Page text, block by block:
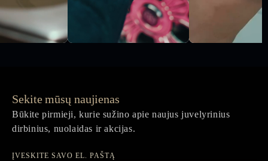
Sekite mūsų naujienas
Būkite pirmieji, kurie sužino apie naujus juvelyrinius
dirbinius, nuolaidas ir akcijas.